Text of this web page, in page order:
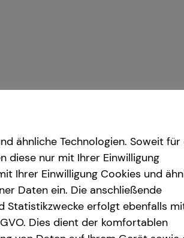
AG
ähnliche Technologien. Soweit für
diese nur mit Ihrer Einwilligung
Ihrer Einwilligung Cookies und
Daten ein. Die anschließende
Statistikzwecke erfolgt ebenfalls
Dies dient der komfortablen